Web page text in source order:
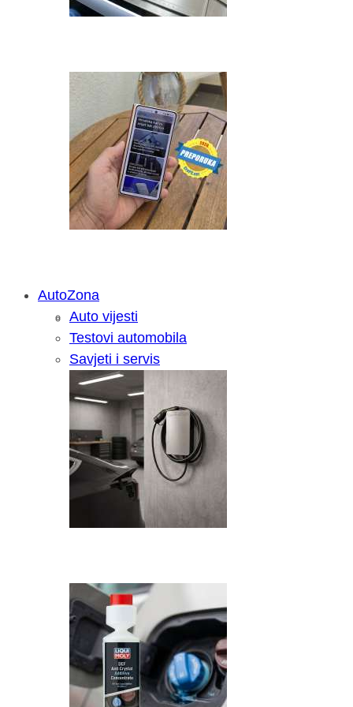
Savjetujemo: Što učiniti kada vaš
Recenzija: HONOR Magic V6 -
AutoZona
Auto vijesti
Testovi automobila
Savjeti i servis